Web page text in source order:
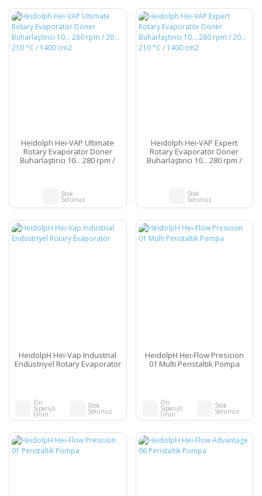
Heidolph Hei-VAP Ultimate
Rotary Evaporatör Döner
Buharlaştırıcı 10... 280 rpm /
Stok
Sorunuz
Heidolph Hei-VAP Expert
Rotary Evaporatör Döner
Buharlaştırıcı 10... 280 rpm /
Stok
Sorunuz
HeidolpH Hei-Vap Industrial
Endüstriyel Rotary Evaporatör
Ön
Siparişli
Ürün
Stok
Sorunuz
HeidolpH Hei-Flow Presicion
01 Multi Peristaltik Pompa
Ön
Siparişli
Ürün
Stok
Sorunuz